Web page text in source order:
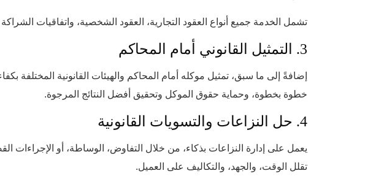
تشمل الخدمة جميع أنواع العقود التجارية، العقود الشخصية، واتفاقيات الشراكة
3. التمثيل القانوني أمام المحاكم
إضافةً إلى ما سبق، تمثيل موكله أمام المحاكم والهيئات القانونية المختلفة
خطوة بخطوة، وحماية حقوق الموكل وتحقيق أفضل النتائج المرجوة.
4. حل النزاعات والتسويات القانونية
يعمل على إدارة النزاعات بذكاء، من خلال التفاوض، الوساطة، أو الإجراءات
تقلل الوقت، والجهد، والتكاليف على العميل.